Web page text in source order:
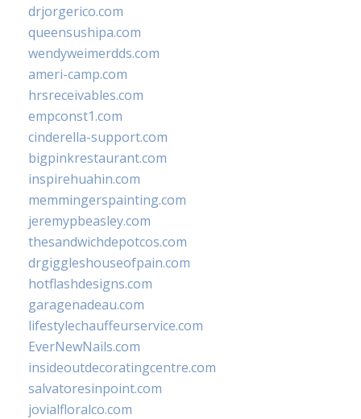
drjorgerico.com
queensushipa.com
wendyweimerdds.com
ameri-camp.com
hrsreceivables.com
empconst1.com
cinderella-support.com
bigpinkrestaurant.com
inspirehuahin.com
memmingerspainting.com
jeremypbeasley.com
thesandwichdepotcos.com
drgiggleshouseofpain.com
hotflashdesigns.com
garagenadeau.com
lifestylechauffeurservice.com
EverNewNails.com
insideoutdecoratingcentre.com
salvatoresinpoint.com
jovialfloralco.com